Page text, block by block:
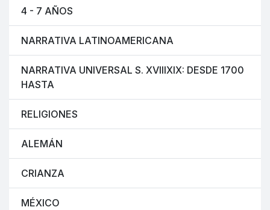
4 - 7 AÑOS
NARRATIVA LATINOAMERICANA
NARRATIVA UNIVERSAL S. XVIIIXIX: DESDE 1700
HASTA
RELIGIONES
ALEMÁN
CRIANZA
MÉXICO